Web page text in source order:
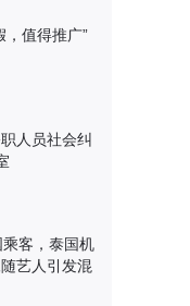
，值得推广”
人员社会纠
客，泰国机
艺人引发混